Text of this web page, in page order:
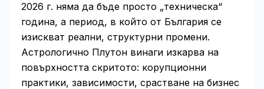
2026 г. няма да бъде просто „техническа“
година, а период, в който от България се
изискват реални, структурни промени.
Астрологично Плутон винаги изкарва на
повърхността скритото: корупционни
практики, зависимости, срастване на бизнес